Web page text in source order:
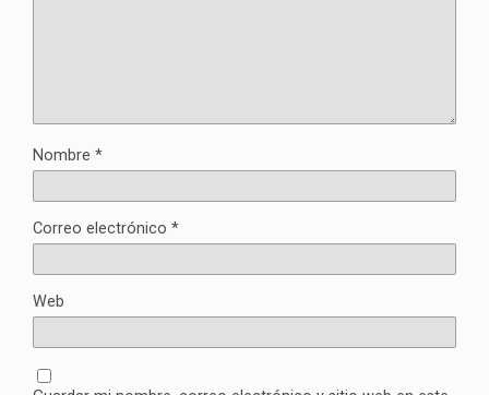
Nombre *
Correo electrónico *
Web